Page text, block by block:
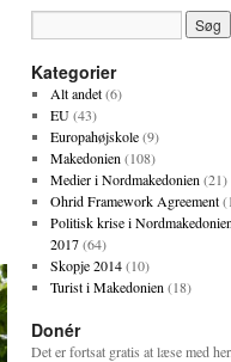
Kategorier
Alt andet(6)
EU(43)
Europahøjskole(9)
Makedonien (108)
Medier i Nordmakedonien (21)
Ohrid Framework Agreement
Politisk krise i
2017(64)
Skopje 2014(10)
Turist i Makedonien (18)
Donér
Det er fortsat gratis at læse med